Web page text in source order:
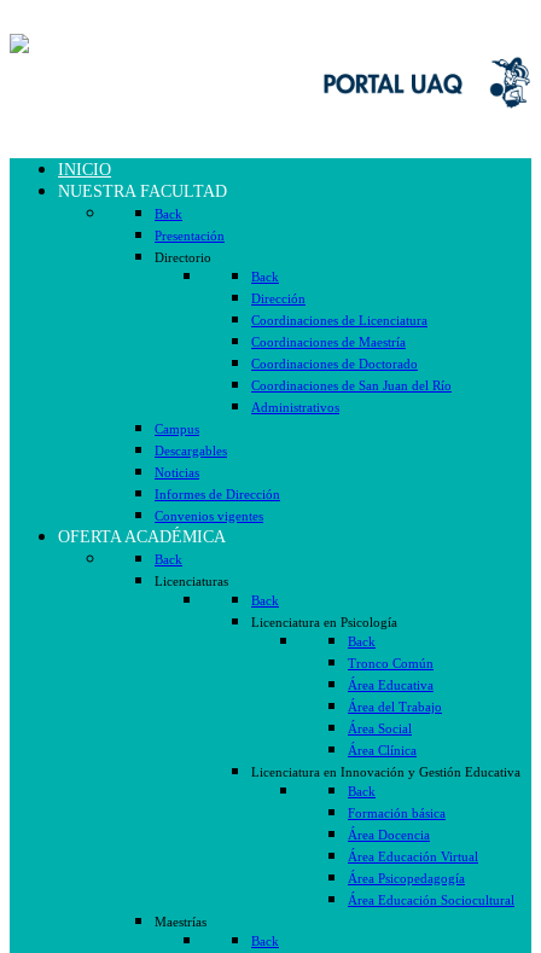
INICIO
NUESTRA FACULTAD
Back
Presentación
Directorio
Back
Dirección
Coordinaciones de Licenciatura
Coordinaciones de Maestría
Coordinaciones de Doctorado
Coordinaciones de San Juan del Río
Administrativos
Campus
Descargables
Noticias
Informes de Dirección
Convenios vigentes
OFERTA ACADÉMICA
Back
Licenciaturas
Back
Licenciatura en Psicología
Back
Tronco Común
Área Educativa
Área del Trabajo
Área Social
Área Clínica
Licenciatura en Innovación y Gestión Educativa
Back
Formación básica
Área Docencia
Área Educación Virtual
Área Psicopedagogía
Área Educación Sociocultural
Maestrías
Back